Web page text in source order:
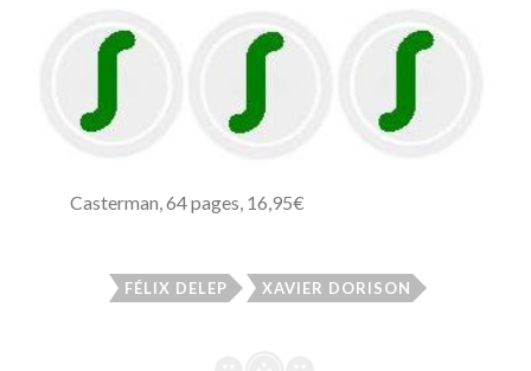
Casterman, 64 pages, 16,95€
FÉLIX DELEP XAVIER DORISON